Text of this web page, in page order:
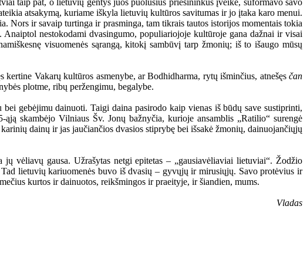
taip pat, o lietuvių gentys juos puolusius priešininkus įveikė, suformavo savo
atsakymą, kuriame iškyla lietuvių kultūros savitumas ir jo įtaka karo menui.
Nors ir savaip turtinga ir prasminga, tam tikrais tautos istorijos momentais tokia
nestokodami dvasingumo, populiariojoje kultūroje gana dažnai ir visai
visuomenės sąrangą, kitokį sambūvį tarp žmonių; iš to išaugo mūsų
Vakarų kultūros asmenybe, ar Bodhidharma, rytų išminčius, atnešęs čan
plotme, ribų peržengimu, begalybe.
gebėjimu dainuoti. Taigi daina pasirodo kaip vienas iš būdų save sustiprinti,
skambėjo Vilniaus Šv. Jonų bažnyčia, kurioje ansamblis „Ratilio“ surengė
dainų ir jas jaučiančios dvasios stiprybę bei išsakė žmonių, dainuojančiųjų
vėliavų gausa. Užrašytas netgi epitetas – „gausiavėliaviai lietuviai“. Žodžio
lietuvių kariuomenės buvo iš dvasių – gyvųjų ir mirusiųjų. Savo protėvius ir
kurtos ir dainuotos, reikšmingos ir praeityje, ir šiandien, mums.
Vladas